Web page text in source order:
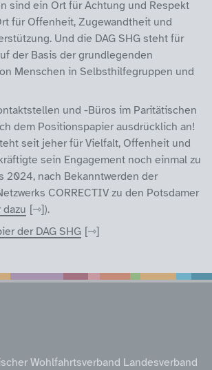
sind ein Ort für Achtung und Respekt
für Offenheit, Zugewandtheit und
Und die DAG SHG steht für
der Basis der grundlegenden
Menschen in Selbsthilfegruppen und
und -Büros im Paritätischen
dem Positionspapier ausdrücklich an!
seit jeher für Vielfalt, Offenheit und
sein Engagement noch einmal zu
2024, nach Bekanntwerden der
CORRECTIV zu den Potsdamer
dazu
).
der DAG SHG
Wohlfahrtsverband Landesverband